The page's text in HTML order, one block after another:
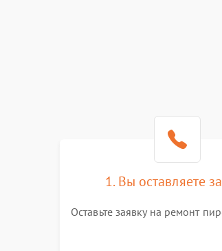
1. Вы оставляете
Оставьте заявку на ремонт